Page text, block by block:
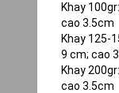
Khay
cao 3.5cm
Khay 125-
9 cm; cao
Khay
cao 3.5cm